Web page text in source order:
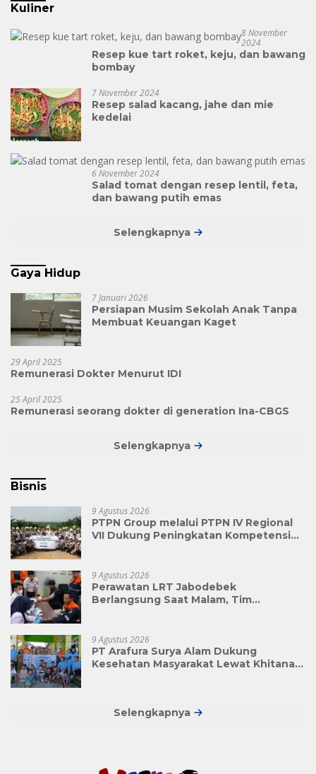
Kuliner
8 November
2024
Resep kue tart roket, keju, dan bawang
bombay
7 November 2024
Resep salad kacang, jahe dan mie
kedelai
6 November 2024
Salad tomat dengan resep lentil, feta,
dan bawang putih emas
Selengkapnya
Gaya Hidup
7 Januari 2026
Persiapan Musim Sekolah Anak Tanpa
Membuat Keuangan Kaget
29 April 2025
Remunerasi Dokter Menurut IDI
25 April 2025
Remunerasi seorang dokter di generation Ina-CBGS
Selengkapnya
Bisnis
9 Agustus 2026
PTPN Group melalui PTPN IV Regional
VII Dukung Peningkatan Kompetensi
9 Agustus 2026
Perawatan LRT Jabodebek
Berlangsung Saat Malam, Tim
9 Agustus 2026
PT Arafura Surya Alam Dukung
Kesehatan Masyarakat Lewat Khitanan
Selengkapnya